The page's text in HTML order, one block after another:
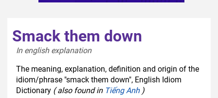
Smack them down
In english explanation
The meaning, explanation, definition and origin of the
idiom/phrase "smack them down", English Idiom
Dictionary ( also found in Tiếng Anh)